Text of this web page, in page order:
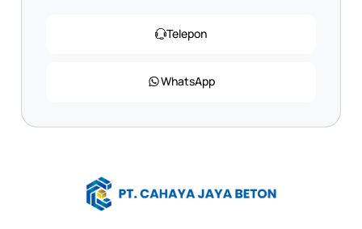
Telepon
WhatsApp